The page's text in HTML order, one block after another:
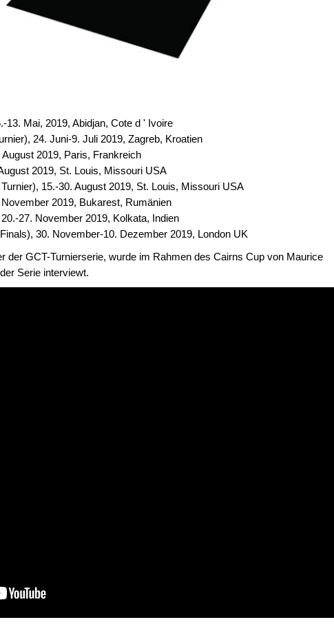
13. Mai, 2019, Abidjan, Cote d ' Ivoire
24. Juni-9. Juli 2019, Zagreb, Kroatien
2019, Paris, Frankreich
2019, St. Louis, Missouri USA
15.-30. August 2019, St. Louis, Missouri USA
2019, Bukarest, Rumänien
27. November 2019, Kolkata, Indien
30. November-10. Dezember 2019, London UK
der GCT-Turnierserie, wurde im Rahmen des Cairns Cup von Maurice
Serie interviewt.